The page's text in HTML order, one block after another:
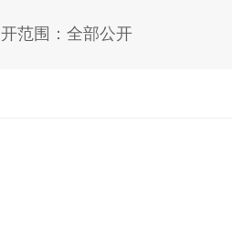
范围：全部公开